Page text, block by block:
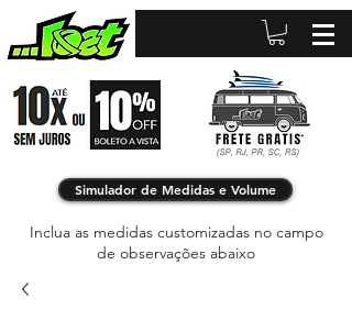
Simulador de Medidas e Volume
Inclua as medidas customizadas no campo
de observações abaixo